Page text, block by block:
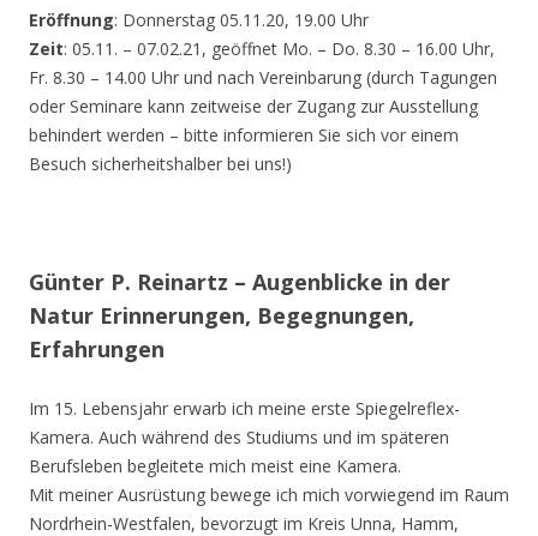
Eröffnung: Donnerstag 05.11.20, 19.00 Uhr
Zeit: 05.11. – 07.02.21, geöffnet Mo. – Do. 8.30 – 16.00 Uhr,
Fr. 8.30 – 14.00 Uhr und nach Vereinbarung (durch Tagungen
oder Seminare kann zeitweise der Zugang zur Ausstellung
behindert werden – bitte informieren Sie sich vor einem
Besuch sicherheitshalber bei uns!)
Günter P. Reinartz – Augenblicke in der
Natur Erinnerungen, Begegnungen,
Erfahrungen
Im 15. Lebensjahr erwarb ich meine erste Spiegelreflex-
Kamera. Auch während des Studiums und im späteren
Berufsleben begleitete mich meist eine Kamera.
Mit meiner Ausrüstung bewege ich mich vorwiegend im Raum
Nordrhein-Westfalen, bevorzugt im Kreis Unna, Hamm,